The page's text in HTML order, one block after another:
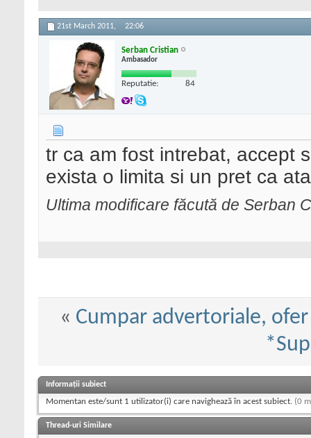
21st March 2011, 22:06
Serban Cristian
Ambasador
Reputatie: 84
tr ca am fost intrebat, accept
exista o limita si un pret ca
Ultima modificare făcută de Serban
« Cumpar advertoriale,
Informații subiect
Momentan este/sunt 1 utilizator(i) care navighează în acest subiect. (0
Thread-uri Similare